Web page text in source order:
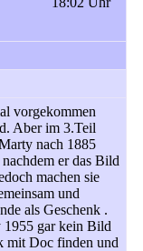
vorgekommen
Aber im 3.Teil
nach 1885
er das Bild
machen sie
und
als Geschenk .
1955 gar kein Bild
mit Doc finden und